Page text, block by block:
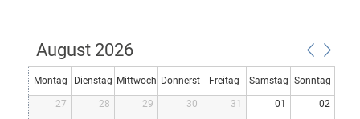
August 2026
Montag Dienstag Mittwoch Donnerst Freitag Samstag Sonntag
27 28 29 30 31 01 02